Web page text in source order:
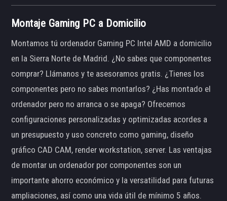
Montaje Gaming PC a Domicilio
Montamos tú ordenador Gaming PC Intel AMD a domicilio
en la Sierra Norte de Madrid. ¿No sabes que componentes
comprar? Llámanos y te asesoramos gratis. ¿Tienes los
componentes pero no sabes montarlos? ¿Has montado el
ordenador pero no arranca o se apaga? Ofrecemos
configuraciones personalizadas y optimizadas acordes a
un presupuesto y uso concreto como gaming, diseño
gráfico CAD CAM, render workstation, server. Las ventajas
de montar un ordenador por componentes son un
importante ahorro económico y la versatilidad para futuras
ampliaciones, así como una vida útil de mínimo 5 años.